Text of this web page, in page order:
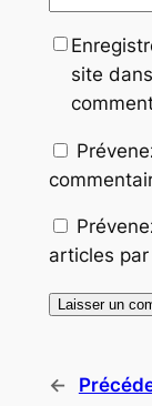
site
articles
←